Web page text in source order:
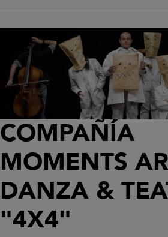
COMPAÑÍA
MOMENTS
DANZA &
"4X4"